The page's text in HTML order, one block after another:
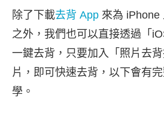
除了下載去背 App 來為 iPhone
之外，我們也可以直接透過「
一鍵去背，只要加入「照片去
片，即可快速去背，以下會有
學。